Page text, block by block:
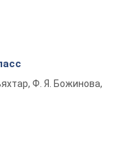
Ф. Я. Божинова,